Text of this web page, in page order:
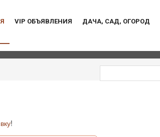
VIP ОБЪЯВЛЕНИЯ ДАЧА, САД, ОГОРОД
!